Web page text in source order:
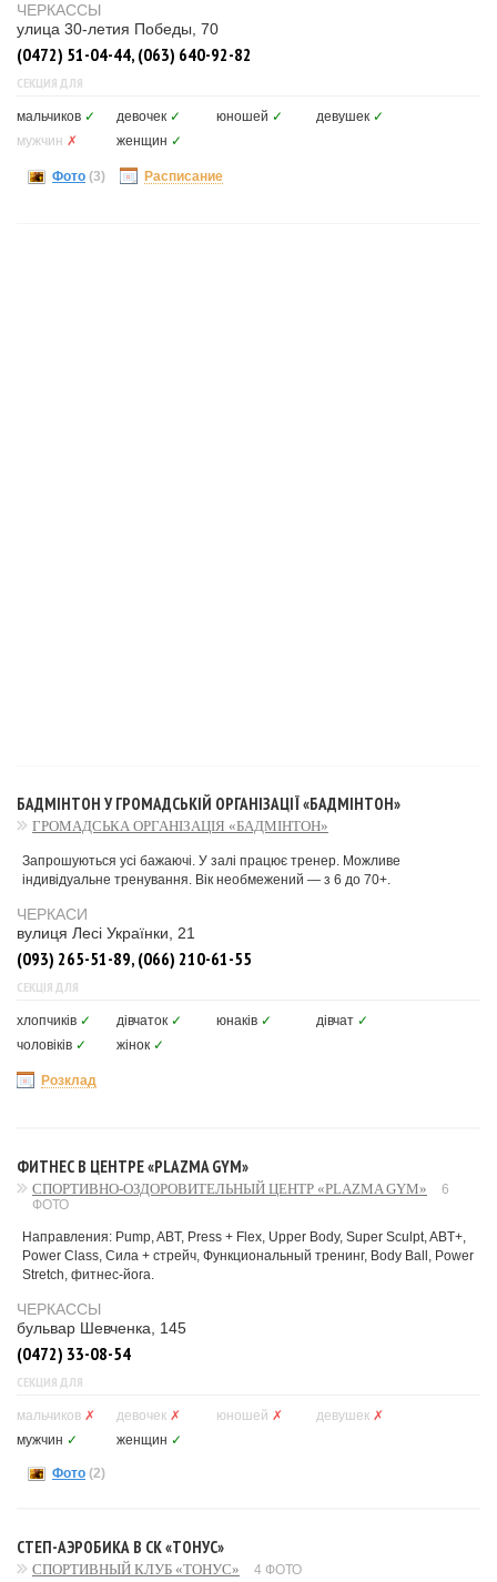
ЧЕРКАССЫ
улица 30-летия Победы, 70
(0472) 51-04-44, (063) 640-92-82
СЕКЦИЯ ДЛЯ
мальчиков ✓ девочек ✓ юношей ✓ девушек ✓
мужчин ✗ женщин ✓
Фото (3) Расписание
БАДМІНТОН У ГРОМАДСЬКІЙ ОРГАНІЗАЦІЇ «БАДМІНТОН»
ГРОМАДСЬКА ОРГАНІЗАЦІЯ «БАДМІНТОН»
Запрошуються усі бажаючі. У залі працює тренер. Можливе
індивідуальне тренування. Вік необмежений — з 6 до 70+.
ЧЕРКАСИ
вулиця Лесі Українки, 21
(093) 265-51-89, (066) 210-61-55
СЕКЦІЯ ДЛЯ
хлопчиків ✓ дівчаток ✓ юнаків ✓ дівчат ✓
чоловіків ✓ жінок ✓
Розклад
ФИТНЕС В ЦЕНТРЕ «PLAZMA GYM»
СПОРТИВНО-ОЗДОРОВИТЕЛЬНЫЙ ЦЕНТР «PLAZMA GYM»
6
ФОТО
Направления: Pump, ABT, Press + Flex, Upper Body, Super Sculpt, ABT+,
Power Class, Сила + стрейч, Функциональный тренинг, Body Ball, Power
Stretch, фитнес-йога.
ЧЕРКАССЫ
бульвар Шевченка, 145
(0472) 33-08-54
СЕКЦИЯ ДЛЯ
мальчиков ✗ девочек ✗ юношей ✗ девушек ✗
мужчин ✓ женщин ✓
Фото (2)
СТЕП-АЭРОБИКА В СК «ТОНУС»
СПОРТИВНЫЙ КЛУБ «ТОНУС» 4 ФОТО